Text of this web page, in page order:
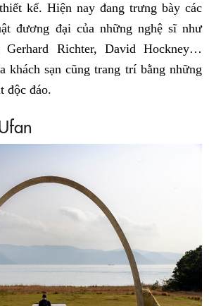
kế. Hiện nay đang trưng bày các
đương đại của những nghệ sĩ như
Gerhard Richter, David Hockney…
khách sạn cũng trang trí bằng những
độc đáo.